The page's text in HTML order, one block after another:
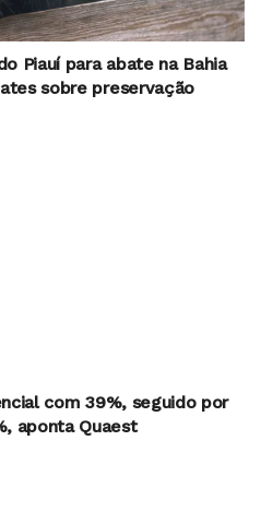
Piauí para abate na Bahia
sobre preservação
com 39%, seguido por
aponta Quaest